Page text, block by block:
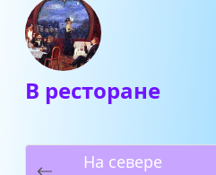
В ресторане
На севере